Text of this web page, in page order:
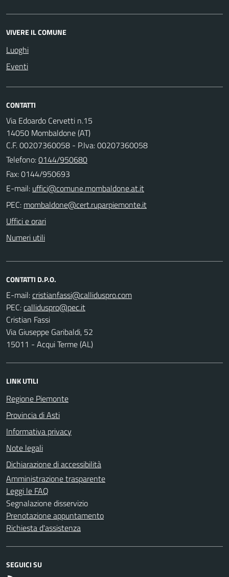
VIVERE IL COMUNE
Luoghi
Eventi
CONTATTI
Via Edoardo Cervetti n.15
14050 Mombaldone (AT)
C.F. 00207360058 - P.Iva: 00207360058
Telefono:0144/950680
Fax: 0144/950693
E-mail:
PEC:
Uffici e orari
Numeri utili
CONTATTI D.P.O.
E-mail:
PEC:
Cristian Fassi
Via Giuseppe Garibaldi, 52
15011 - Acqui Terme (AL)
LINK UTILI
Regione Piemonte
Provincia di Asti
Informativa privacy
Note legali
Dichiarazione di accessibilità
Amministrazione trasparente
Leggi le FAQ
Segnalazione disservizio
Prenotazione appuntamento
Richiesta d'assistenza
SEGUICI SU